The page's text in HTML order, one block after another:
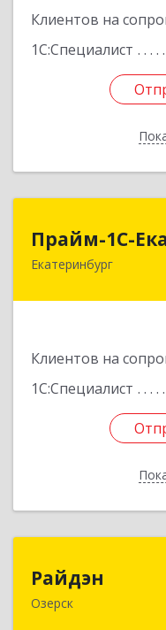
Клиентов на
1С:Специалист
Прайм-1С-
Екатеринбург
Клиентов на
1С:Специалист
620142,
Райдэн
Озерск
456783,